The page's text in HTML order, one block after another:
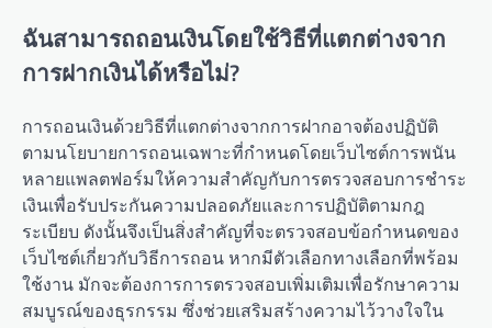
ฉันสามารถถอนเงินโดยใช้วิธีที่แตกต่างจาก
การฝากเงินได้หรือไม่?
การถอนเงินด้วยวิธีที่แตกต่างจากการฝากอาจต้องปฏิบัติ
ตามนโยบายการถอนเฉพาะที่กำหนดโดยเว็บไซต์การพนัน
หลายแพลตฟอร์มให้ความสำคัญกับการตรวจสอบการชำระ
เงินเพื่อรับประกันความปลอดภัยและการปฏิบัติตามกฎ
ระเบียบ ดังนั้นจึงเป็นสิ่งสำคัญที่จะตรวจสอบข้อกำหนดของ
เว็บไซต์เกี่ยวกับวิธีการถอน หากมีตัวเลือกทางเลือกที่พร้อม
ใช้งาน มักจะต้องการการตรวจสอบเพิ่มเติมเพื่อรักษาความ
สมบูรณ์ของธุรกรรม ซึ่งช่วยเสริมสร้างความไว้วางใจใน